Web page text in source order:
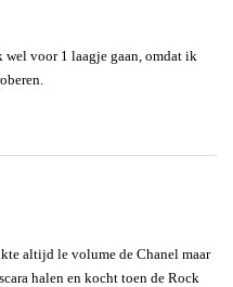
voor 1 laagje gaan, omdat ik
altijd le volume de Chanel maar
halen en kocht toen de Rock